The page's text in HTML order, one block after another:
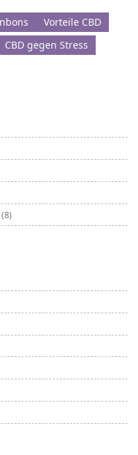
Vorteile CBD
CBD gegen Stress
(8)